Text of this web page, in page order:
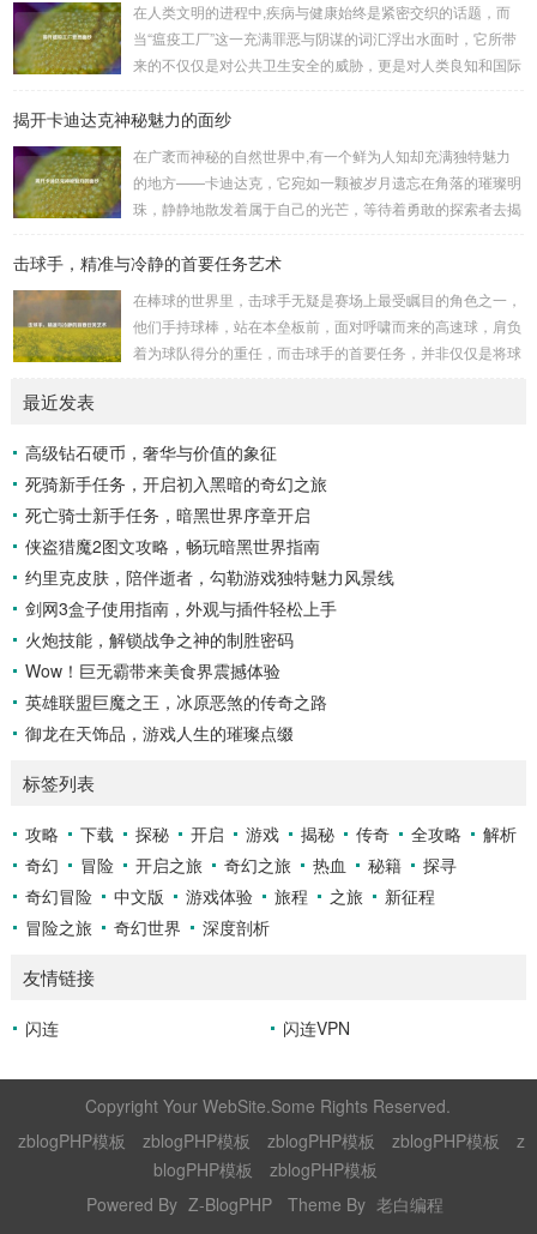
来自各方的邪恶势力，最初，他们凭借着基础的技能和坚定的
意志，在一次次战斗中积累着经验，不断成长，无论是在阴森
恐怖的地下墓穴，还是在战火纷飞的前线战场，守...
在人类文明的进程中,疾病与健康始终是紧密交织的话题，而
当“瘟疫工厂”这一充满罪恶与阴谋的词汇浮出水面时，它所带
来的不仅仅是对公共卫生安全的威胁，更是对人类良知和国际
是一些别有用心的势力为了实现其不可告人的目的，秘密设立
科学研究的外衣，实则干着违背人道、危害全球的勾当。 从
历史上看,生物武器的使用曾经给人类带来过惨痛的教训，在
战争时期，某些国家就曾利用细菌、病毒...
揭开卡迪达克神秘魅力的面纱
在广袤而神秘的自然世界中,有一个鲜为人知却充满独特魅力
的地方——卡迪达克，它宛如一颗被岁月遗忘在角落的璀璨明
珠，静静地散发着属于自己的光芒，等待着勇敢的探索者去揭
复杂多样的地形地貌，高耸入云的山脉连绵起伏，像是大自然
照耀下闪耀着刺眼的银光，仿佛是大自然赐予这片土地的皇
冠，而山脚下，则是一片郁郁葱葱的森林，森林里树木种类繁
多，高大的乔木遮天蔽日，阳光只能透过枝叶的缝隙...
击球手，精准与冷静的首要任务艺术
在棒球的世界里，击球手无疑是赛场上最受瞩目的角色之一，
他们手持球棒，站在本垒板前，面对呼啸而来的高速球，肩负
着为球队得分的重任，而击球手的首要任务，并非仅仅是将球
滑球，击球手需要在极短的时间内，准确判断球的速度、方向
和落点，然后调整自己的击球动作，这不仅要求击球手具备出
色的视力和反应能力,更需要大量的训练来培养对球...
最近发表
高级钻石硬币，奢华与价值的象征
死骑新手任务，开启初入黑暗的奇幻之旅
死亡骑士新手任务，暗黑世界序章开启
侠盗猎魔2图文攻略，畅玩暗黑世界指南
约里克皮肤，陪伴逝者，勾勒游戏独特魅力风景线
剑网3盒子使用指南，外观与插件轻松上手
火炮技能，解锁战争之神的制胜密码
Wow！巨无霸带来美食界震撼体验
英雄联盟巨魔之王，冰原恶煞的传奇之路
御龙在天饰品，游戏人生的璀璨点缀
标签列表
攻略 下载 探秘 开启 游戏 揭秘 传奇 全攻略
解析
奇幻
冒险 开启之旅 奇幻之旅 热血 秘籍
探寻
奇幻冒险
中文版 游戏体验 旅程 之旅
新征程
冒险之旅
奇幻世界 深度剖析
友情链接
闪连 闪连VPN
Copyright Your WebSite.Some Rights Reserved.
zblogPHP模板
zblogPHP模板 zblogPHP模板 zblogPHP模板
z
blogPHP模板
zblogPHP模板
Powered By Z-BlogPHP Theme By 老白编程